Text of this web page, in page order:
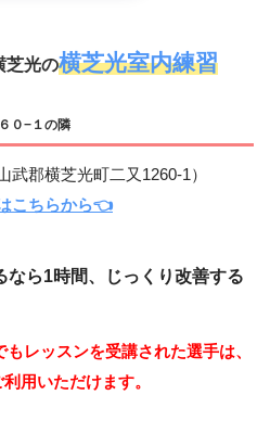
芝光の横芝光室内練習
０−１の隣
武郡横芝光町二又1260-1）
こちらから👈
なら1時間、じっくり改善する
レッスンを受講された選手は、
用いただけます。